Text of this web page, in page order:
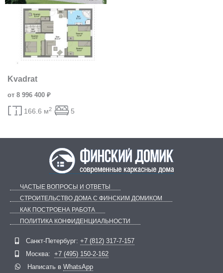
Kvadrat
от 8 996 400 ₽
166.6 м2 5
ЧАСТЫЕ ВОПРОСЫ И ОТВЕТЫ
СТРОИТЕЛЬСТВО ДОМА С ФИНСКИМ ДОМИКОМ
КАК ПОСТРОЕНА РАБОТА
ПОЛИТИКА КОНФИДЕНЦИАЛЬНОСТИ
Санкт-Петербург: +7 (812) 317-7-157
Москва: +7 (495) 150-2-162
Написать в WhatsApp